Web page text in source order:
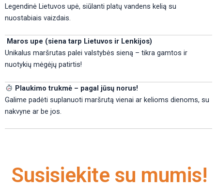
Legendinė Lietuvos upė, siūlanti platų vandens kelią su
nuostabiais vaizdais.
Maros upe (siena tarp Lietuvos ir Lenkijos)
Unikalus maršrutas palei valstybės sieną – tikra gamtos ir
nuotykių mėgėjų patirtis!
Plaukimo trukmė – pagal jūsų norus!
Galime padėti suplanuoti maršrutą vienai ar kelioms dienoms, su
nakvyne ar be jos.
Susisiekite su mumis!